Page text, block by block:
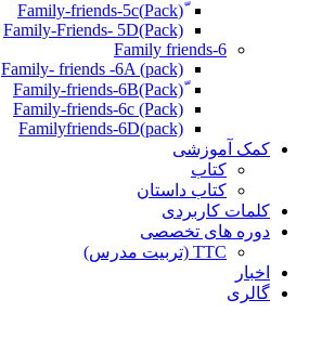
ّ(Pack)Family-friends-5c
Family-Friends- 5D(Pack)
Family friends-6
Family- friends -6A (pack)
Family-friends-6c (Pack)
Familyfriends-6D(pack)
کمک آموزشی
کتاب
کتاب داستان
کلمات کاربردی
دوره های تخصصی
TTC (تربیت مدرس)
اخبار
گالری